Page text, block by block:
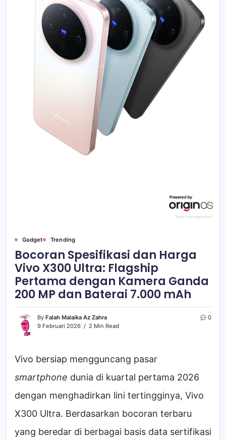
Gadget Trending
Bocoran Spesifikasi dan Harga
Vivo X300 Ultra: Flagship
Pertama dengan Kamera Ganda
200 MP dan Baterai 7.000 mAh
By Falah Malaika Az Zahra
9 Februari 2026
2 Min Read
0
Vivo bersiap mengguncang pasar
smartphone dunia di kuartal pertama 2026
dengan menghadirkan lini tertingginya, Vivo
X300 Ultra. Berdasarkan bocoran terbaru
yang beredar di berbagai basis data sertifikasi